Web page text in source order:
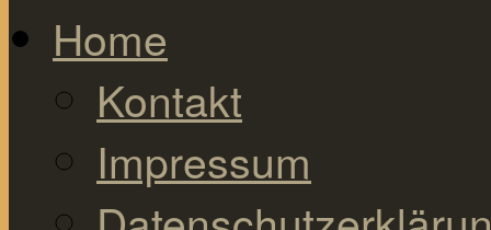
Home
Kontakt
Impressum